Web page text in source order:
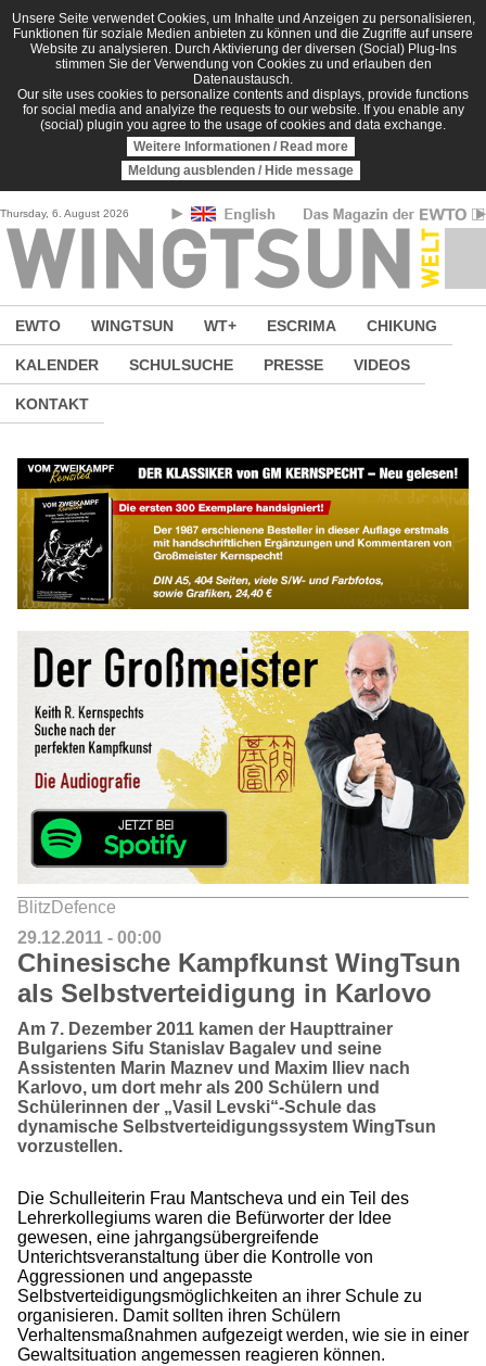
Direkt zum Inhalt
Unsere Seite verwendet Cookies, um Inhalte und Anzeigen zu personalisieren,
Funktionen für soziale Medien anbieten zu können und die Zugriffe auf unsere
Website zu analysieren. Durch Aktivierung der diversen (Social) Plug-Ins
stimmen Sie der Verwendung von Cookies zu und erlauben den
Datenaustausch.
Our site uses cookies to personalize contents and displays, provide functions
for social media and analyize the requests to our website. If you enable any
(social) plugin you agree to the usage of cookies and data exchange.
Weitere Informationen / Read more
Meldung ausblenden / Hide message
Thursday, 6. August 2026
EWTO WINGTSUN WT+ ESCRIMA CHIKUNG
KALENDER SCHULSUCHE PRESSE VIDEOS
KONTAKT
BlitzDefence
29.12.2011 - 00:00
Chinesische Kampfkunst WingTsun
als Selbstverteidigung in Karlovo
Am 7. Dezember 2011 kamen der Haupttrainer
Bulgariens Sifu Stanislav Bagalev und seine
Assistenten Marin Maznev und Maxim Iliev nach
Karlovo, um dort mehr als 200 Schülern und
Schülerinnen der „Vasil Levski“-Schule das
dynamische Selbstverteidigungssystem WingTsun
vorzustellen.
Die Schulleiterin Frau Mantscheva und ein Teil des
Lehrerkollegiums waren die Befürworter der Idee
gewesen, eine jahrgangsübergreifende
Unterichtsveranstaltung über die Kontrolle von
Aggressionen und angepasste
Selbstverteidigungsmöglichkeiten an ihrer Schule zu
organisieren. Damit sollten ihren Schülern
Verhaltensmaßnahmen aufgezeigt werden, wie sie in einer
Gewaltsituation angemessen reagieren können.